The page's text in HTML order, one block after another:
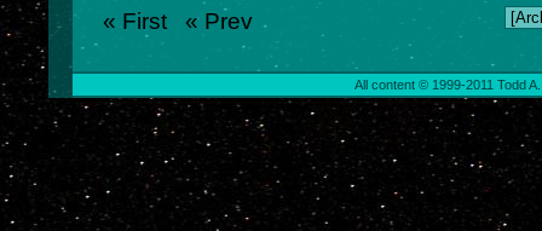
« First « Prev
All content © 1999-2011 Todd